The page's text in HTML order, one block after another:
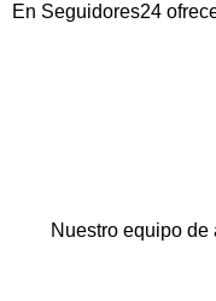
En Seguidores24
Nuestro equipo